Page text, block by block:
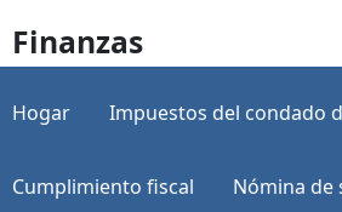
Finanzas
Hogar Impuestos del condado
Cumplimiento fiscal Nómina de